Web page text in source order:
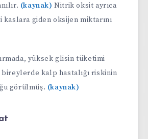
(kaynak) Nitrik oksit ayrıca
giden oksijen miktarını
yüksek glisin tüketimi
kalp hastalığı riskinin
görülmüş. (kaynak)